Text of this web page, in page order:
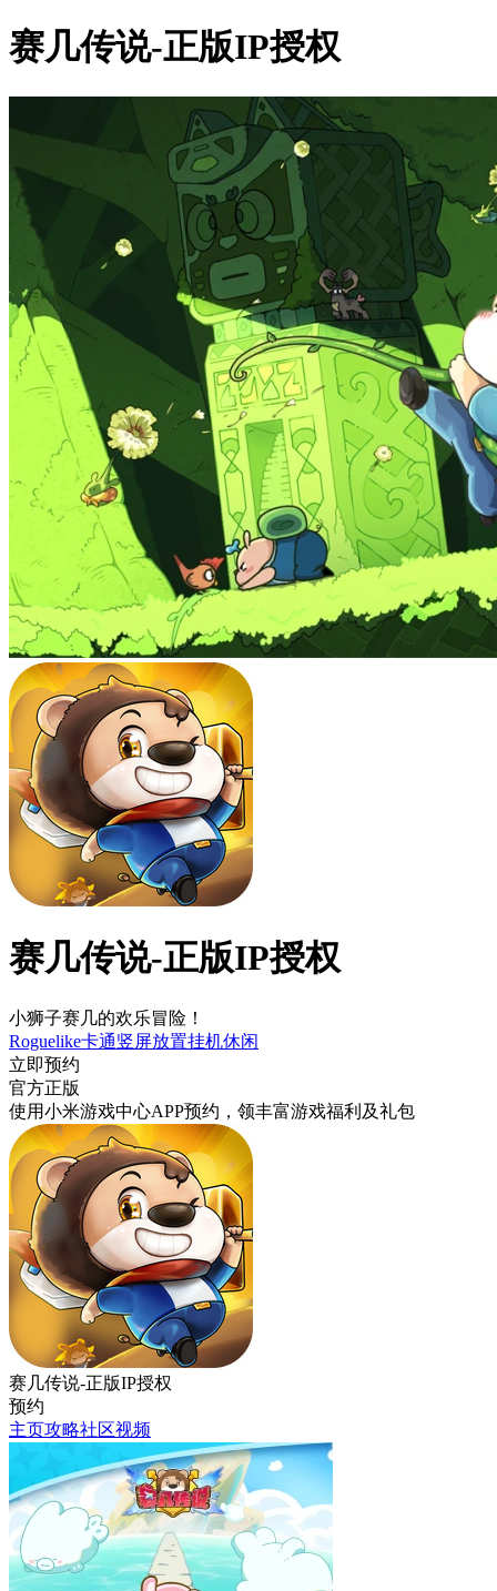
赛几传说-正版IP授权
赛几传说-正版IP授权
小狮子赛几的欢乐冒险！
Roguelike卡通竖屏放置挂机休闲
立即预约
官方正版
使用小米游戏中心APP预约 ，领丰富游戏福利 及礼包
赛几传说-正版IP授权
预约
主页攻略社区视频